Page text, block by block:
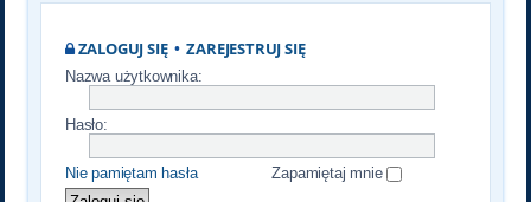
ZALOGUJ SIĘ•ZAREJESTRUJ SIĘ
Nazwa użytkownika:
Hasło:
Nie pamiętam hasła Zapamiętaj mnie